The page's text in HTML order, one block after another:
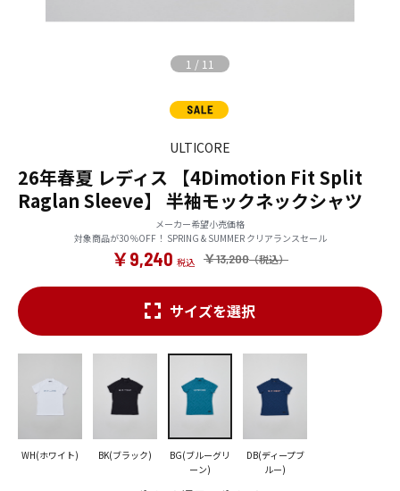
1 / 11
ULTICORE
26年春夏 レディス 【4Dimotion Fit Split
Raglan Sleeve】 半袖モックネックシャツ
メーカー希望小売価格
対象商品が30％OFF！ SPRING & SUMMER クリアランスセール
￥13,200
￥9,240
サイズを選択
WH(ホワイト) BK(ブラック)
BG(ブルーグリ
ーン)
DB(ディープブ
ルー)